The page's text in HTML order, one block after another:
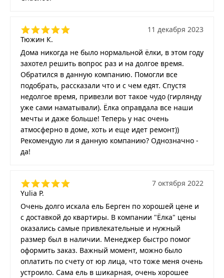
Тюжин К.
11 декабря 2023
Дома никогда не было нормальной ёлки, в этом году
захотел решить вопрос раз и на долгое время.
Обратился в данную компанию. Помогли все
подобрать, рассказали что и с чем едят. Спустя
недолгое время, привезли вот такое чудо (гирлянду
уже сами наматывали). Ёлка оправдала все наши
мечты и даже больше! Теперь у нас очень
атмосферно в доме, хоть и еще идет ремонт))
Рекомендую ли я данную компанию? Однозначно -
да!
Yulia P.
7 октября 2022
Очень долго искала ель Берген по хорошей цене и
с доставкой до квартиры. В компании "Ёлка" цены
оказались самые привлекательные и нужный
размер был в наличии. Менеджер быстро помог
оформить заказ. Важный момент, можно было
оплатить по счету от юр лица, что тоже меня очень
устроило. Сама ель в шикарная, очень хорошее